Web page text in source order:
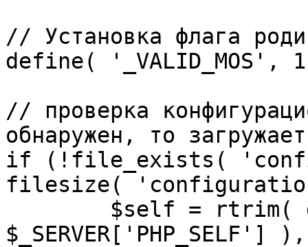
// Установка флага
define( '_VALID_MOS',
// проверка
обнаружен, то
if (!file_exists(
filesize(